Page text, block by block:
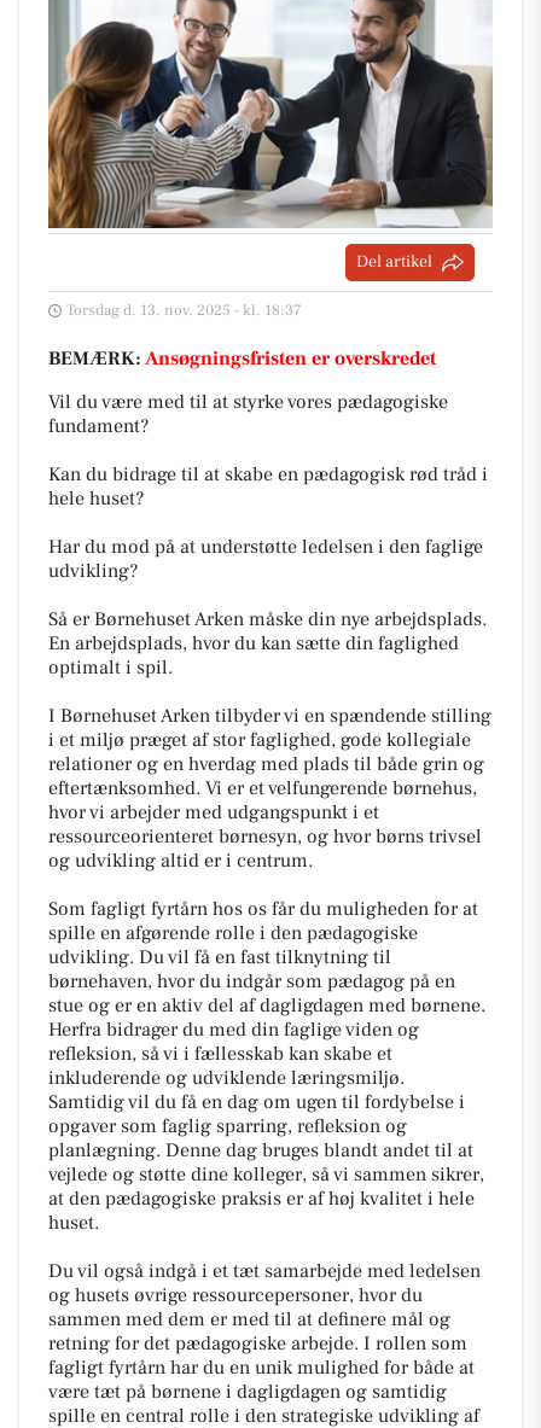
Del artikel
Torsdag d. 13. nov. 2025 - kl. 18:37
BEMÆRK: Ansøgningsfristen er overskredet
Vil du være med til at styrke vores pædagogiske
fundament?
Kan du bidrage til at skabe en pædagogisk rød tråd i
hele huset?
Har du mod på at understøtte ledelsen i den faglige
udvikling?
Så er Børnehuset Arken måske din nye arbejdsplads.
En arbejdsplads, hvor du kan sætte din faglighed
optimalt i spil.
I Børnehuset Arken tilbyder vi en spændende stilling
i et miljø præget af stor faglighed, gode kollegiale
relationer og en hverdag med plads til både grin og
eftertænksomhed. Vi er et velfungerende børnehus,
hvor vi arbejder med udgangspunkt i et
ressourceorienteret børnesyn, og hvor børns trivsel
og udvikling altid er i centrum.
Som fagligt fyrtårn hos os får du muligheden for at
spille en afgørende rolle i den pædagogiske
udvikling. Du vil få en fast tilknytning til
børnehaven, hvor du indgår som pædagog på en
stue og er en aktiv del af dagligdagen med børnene.
Herfra bidrager du med din faglige viden og
refleksion, så vi i fællesskab kan skabe et
inkluderende og udviklende læringsmiljø.
Samtidig vil du få en dag om ugen til fordybelse i
opgaver som faglig sparring, refleksion og
planlægning. Denne dag bruges blandt andet til at
vejlede og støtte dine kolleger, så vi sammen sikrer,
at den pædagogiske praksis er af høj kvalitet i hele
huset.
Du vil også indgå i et tæt samarbejde med ledelsen
og husets øvrige ressourcepersoner, hvor du
sammen med dem er med til at definere mål og
retning for det pædagogiske arbejde. I rollen som
fagligt fyrtårn har du en unik mulighed for både at
være tæt på børnene i dagligdagen og samtidig
spille en central rolle i den strategiske udvikling af